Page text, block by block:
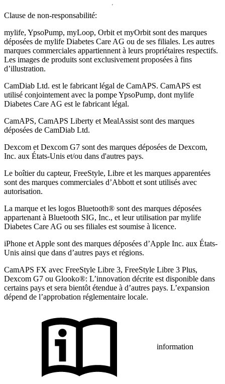
Clause de non-responsabilité:
mylife, YpsoPump, myLoop, Orbit et myOrbit sont des marques
déposées de mylife Diabetes Care AG ou de ses filiales. Les autres
marques commerciales appartiennent à leurs propriétaires respectifs.
Les images de produits sont exclusivement proposées à fins
d’illustration.
CamDiab Ltd. est le fabricant légal de CamAPS. CamAPS est
utilisé conjointement avec la pompe YpsoPump, dont mylife
Diabetes Care AG est le fabricant légal.
CamAPS, CamAPS Liberty et MealAssist sont des marques
déposées de CamDiab Ltd.
Dexcom et Dexcom G7 sont des marques déposées de Dexcom,
Inc. aux États-Unis et/ou dans d'autres pays.
Le boîtier du capteur, FreeStyle, Libre et les marques apparentées
sont des marques commerciales d’Abbott et sont utilisés avec
autorisation.
La marque et les logos Bluetooth® sont des marques déposées
appartenant à Bluetooth SIG, Inc., et leur utilisation par mylife
Diabetes Care AG ou ses filiales est soumise à licence.
iPhone et Apple sont des marques déposées d’Apple Inc. aux États-
Unis ainsi que dans d’autres pays et régions.
CamAPS FX avec FreeStyle Libre 3, FreeStyle Libre 3 Plus,
Dexcom G7 ou Glooko®: L’innovation décrite est disponible dans
certains pays et sera bientôt étendue à d’autres pays. L’expansion
dépend de l’approbation réglementaire locale.
information